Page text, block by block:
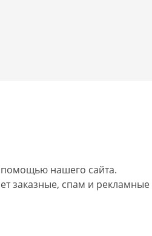
помощью нашего сайта.
заказные, спам и